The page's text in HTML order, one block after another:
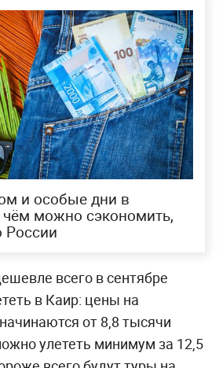
и особые дни в
чём можно сэкономить,
России
всего в сентябре
в Каир: цены на
от 8,8 тысячи
улететь минимум за 12,5